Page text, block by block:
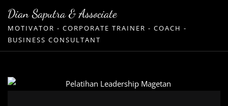
Skip
content
Dian Saputra & Associate
MOTIVATOR - CORPORATE TRAINER - COACH -
BUSINESS CONSULTANT